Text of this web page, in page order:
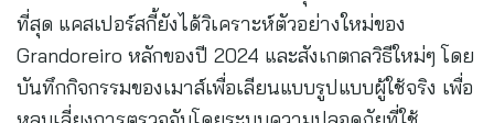
ที่สุด แคสเปอร์สกี้ยังได้วิเคราะห์ตัวอย่างใหม่ของ
Grandoreiro หลักของปี 2024 และสังเกตกลวิธีใหม่ๆ โดย
บันทึกกิจกรรมของเมาส์เพื่อเลียนแบบรูปแบบผู้ใช้จริง เพื่อ